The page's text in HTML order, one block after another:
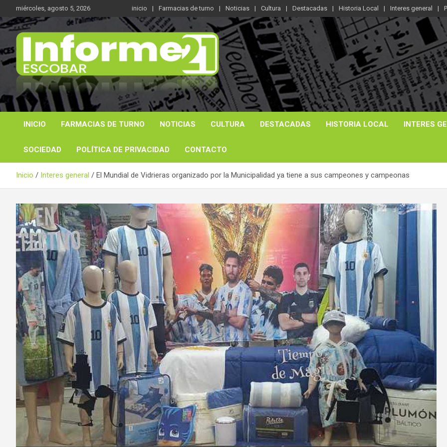
al
contenido
miércoles, agosto 5, 2026 inicio Farmacias de turno Noticias Cultura Destacadas Historia Local Interes general
Informe 21
Noticas reales
INICIO FARMACIAS DE TURNO NOTICIAS CULTURA DESTACADAS HISTORIA LOCAL INTERES
SOCIEDAD POLÍTICA DE PRIVACIDAD CONTACTO
Inicio Interes general El Mundial de Vidrieras organizado por la Municipalidad ya tiene a sus campeones y campeonas